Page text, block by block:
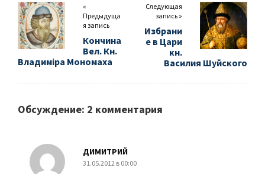
«
Предыдуща
я запись
Кончина
Вел. Кн.
Владимiра Мономаха
Следующая
запись »
Избрани
е в Цари
кн.
Василия Шуйского
Обсуждение: 2 комментария
ДИМИТРИЙ
31.05.2012 в 00:00